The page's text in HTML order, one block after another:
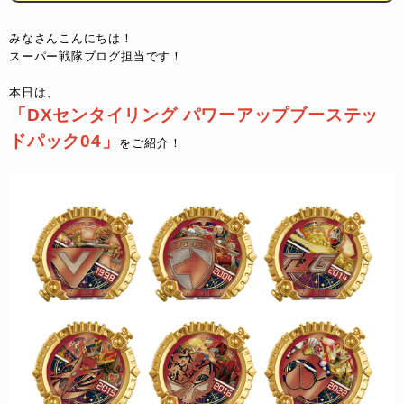
みなさんこんにちは！
スーパー戦隊ブログ担当です！
本日は、
「DXセンタイリング パワーアップブーステッ
ドパック04」
をご紹介！